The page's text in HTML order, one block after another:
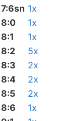
7:6sn 1x
8:0
1x
8:1
1x
8:2
5x
8:3
2x
8:4
2x
8:5
2x
8:6
1x